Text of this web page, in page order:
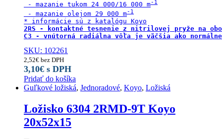
- mazanie tukom 24 000/16 000 m
- mazanie olejom 29 000 m
2RS - kontaktné tesnenie z nitrilovej pryže na
C3 - vnútorná radiálna vôľa je väčšia ako normálne
SKU: 102261
2,52€ bez DPH
3,10€ s DPH
Pridať do košíka
Guľkové ložiská, Jednoradové, Koyo, Ložiská
Ložisko 6304 2RMD-9T Koyo
20x52x15